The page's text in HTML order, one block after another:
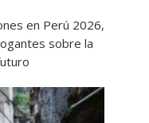
en Perú 2026,
sobre la